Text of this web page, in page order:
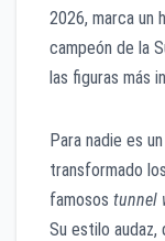
2026, marca un
campeón de la
las figuras más
Para nadie es
transformado
famosos tunnel
Su estilo